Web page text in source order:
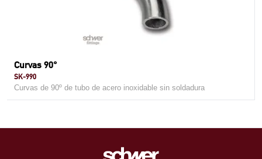
Curvas 90°
SK-990
Curvas de 90º de tubo de acero inoxidable sin soldadura